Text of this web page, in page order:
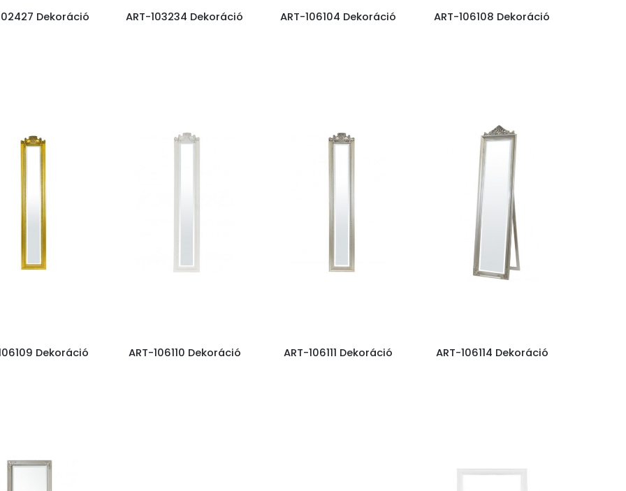
Dekoráció ART-103234 Dekoráció ART-106104 Dekoráció ART-106108 Dekoráció
Dekoráció ART-106110 Dekoráció ART-106111 Dekoráció ART-106114 Dekoráció